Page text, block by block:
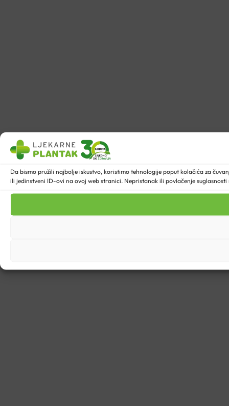
Da bismo pružili najbolje iskustvo, koristimo tehnologije poput kolačića za
ili jedinstveni ID-ovi na ovoj web stranici. Nepristanak ili povlačenje